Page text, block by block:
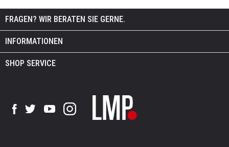
FRAGEN? WIR BERATEN SIE GERNE.
INFORMATIONEN
SHOP SERVICE